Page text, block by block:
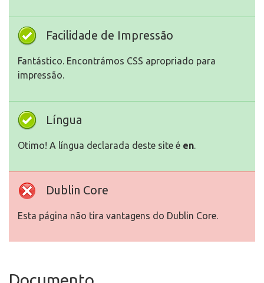
Facilidade de Impressão
Fantástico. Encontrámos CSS apropriado para
impressão.
Língua
Otimo! A língua declarada deste site é en.
Dublin Core
Esta página não tira vantagens do Dublin Core.